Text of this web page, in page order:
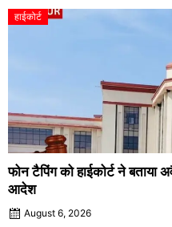
हाईकोर्ट
फोन टैपिंग को हाईकोर्ट ने बताया
आदेश
August 6, 2026